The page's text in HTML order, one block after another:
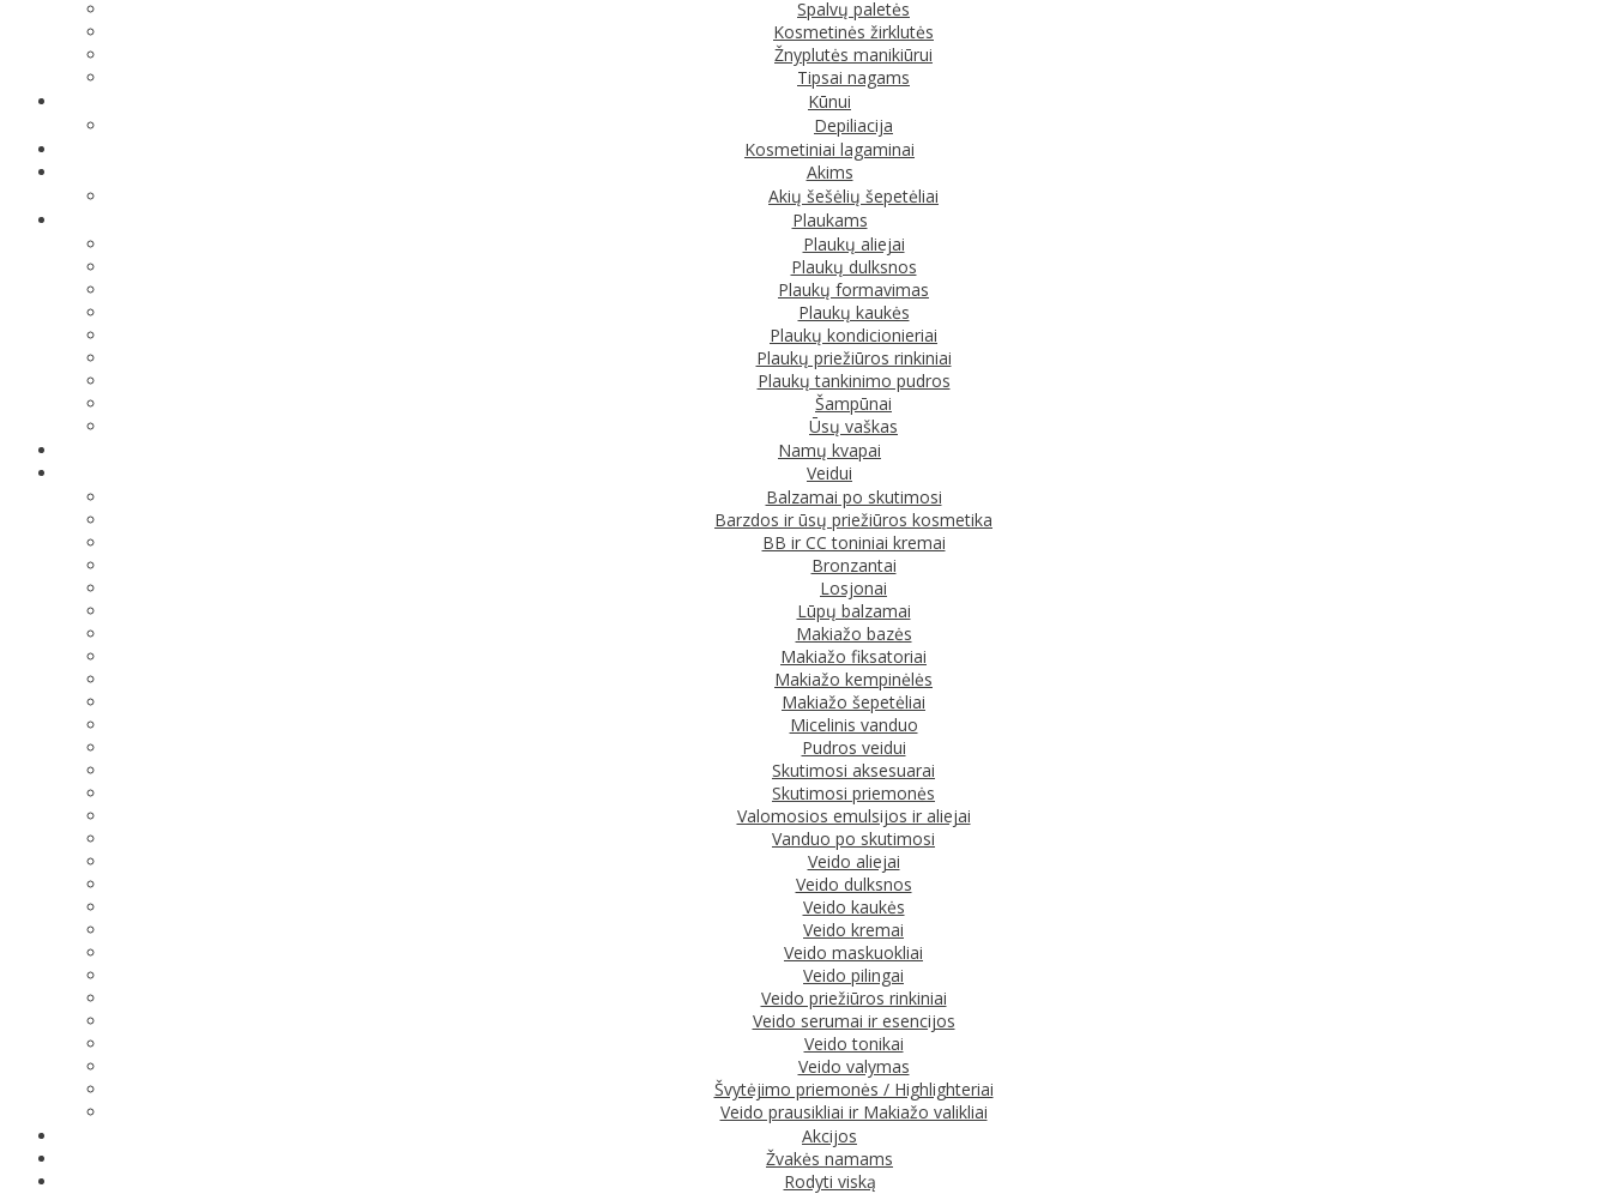
Spalvų paletės
Kosmetinės žirklutės
Žnyplutės manikiūrui
Tipsai nagams
Kūnui
Depiliacija
Kosmetiniai lagaminai
Akims
Akių šešėlių šepetėliai
Plaukams
Plaukų aliejai
Plaukų dulksnos
Plaukų formavimas
Plaukų kaukės
Plaukų kondicionieriai
Plaukų priežiūros rinkiniai
Plaukų tankinimo pudros
Šampūnai
Ūsų vaškas
Namų kvapai
Veidui
Balzamai po skutimosi
Barzdos ir ūsų priežiūros kosmetika
BB ir CC toniniai kremai
Bronzantai
Losjonai
Lūpų balzamai
Makiažo bazės
Makiažo fiksatoriai
Makiažo kempinėlės
Makiažo šepetėliai
Micelinis vanduo
Pudros veidui
Skutimosi aksesuarai
Skutimosi priemonės
Valomosios emulsijos ir aliejai
Vanduo po skutimosi
Veido aliejai
Veido dulksnos
Veido kaukės
Veido kremai
Veido maskuokliai
Veido pilingai
Veido priežiūros rinkiniai
Veido serumai ir esencijos
Veido tonikai
Veido valymas
Švytėjimo priemonės / Highlighteriai
Veido prausikliai ir Makiažo valikliai
Akcijos
Žvakės namams
Rodyti viską